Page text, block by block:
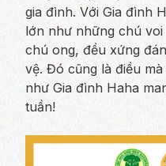
gia đình. Với Gia đình
lớn như những chú
chú ong, đều xứng
vệ. Đó cũng là điều
như Gia đình Haha
tuần!